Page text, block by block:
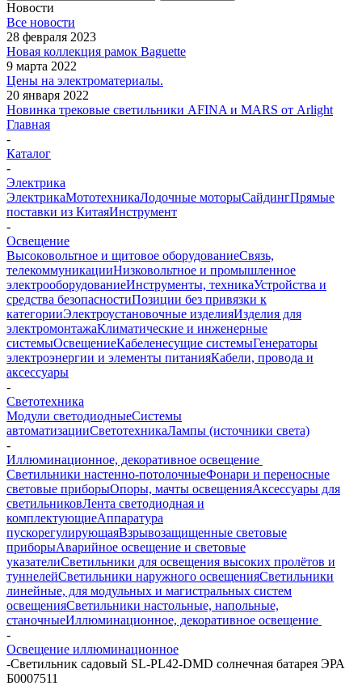
Новости
Все новости
28 февраля 2023
Новая коллекция рамок Baguette
9 марта 2022
Цены на электроматериалы.
20 января 2022
Новинка трековые светильники AFINA и MARS от Arlight
Главная
-
Каталог
-
Электрика
ЭлектрикаМототехникаЛодочные моторыСайдингПрямые
поставки из КитаяИнструмент
-
Освещение
Высоковольтное и щитовое оборудованиеСвязь,
телекоммуникацииНизковольтное и промышленное
электрооборудованиеИнструменты, техникаУстройства и
средства безопасностиПозиции без привязки к
категорииЭлектроустановочные изделияИзделия для
электромонтажаКлиматические и инженерные
системыОсвещениеКабеленесущие системыГенераторы
электроэнергии и элементы питанияКабели, провода и
аксессуары
-
Светотехника
Модули светодиодныеСистемы
автоматизацииСветотехникаЛампы (источники света)
-
Иллюминационное, декоративное освещение
Светильники настенно-потолочныеФонари и переносные
световые приборыОпоры, мачты освещенияАксессуары для
светильниковЛента светодиодная и
комплектующиеАппаратура
пускорегулирующаяВзрывозащищенные световые
приборыАварийное освещение и световые
указателиСветильники для освещения высоких пролётов и
туннелейСветильники наружного освещенияСветильники
линейные, для модульных и магистральных систем
освещенияСветильники настольные, напольные,
станочныеИллюминационное, декоративное освещение
-
Освещение иллюминационное
-Светильник садовый SL-PL42-DMD солнечная батарея ЭРА
Б0007511